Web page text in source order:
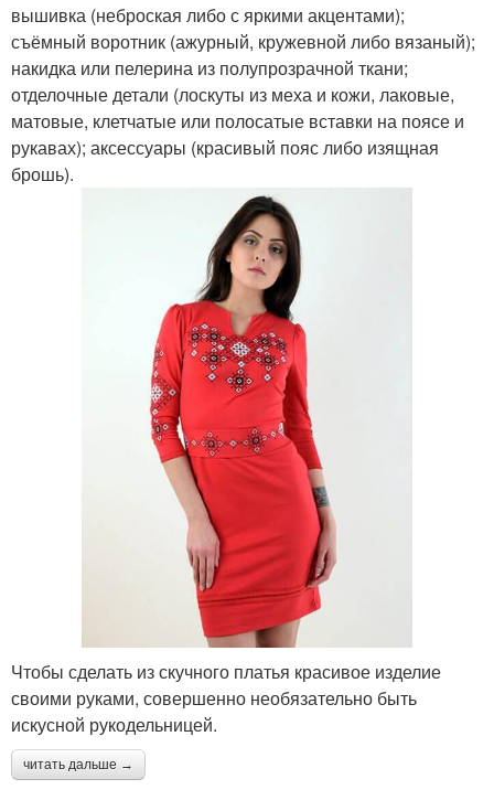
вышивка (неброская либо с яркими акцентами);
съёмный воротник (ажурный, кружевной либо вязаный);
накидка или пелерина из полупрозрачной ткани;
отделочные детали (лоскуты из меха и кожи, лаковые,
матовые, клетчатые или полосатые вставки на поясе и
рукавах); аксессуары (красивый пояс либо изящная
брошь).
Чтобы сделать из скучного платья красивое изделие
своими руками, совершенно необязательно быть
искусной рукодельницей.
читать дальше →